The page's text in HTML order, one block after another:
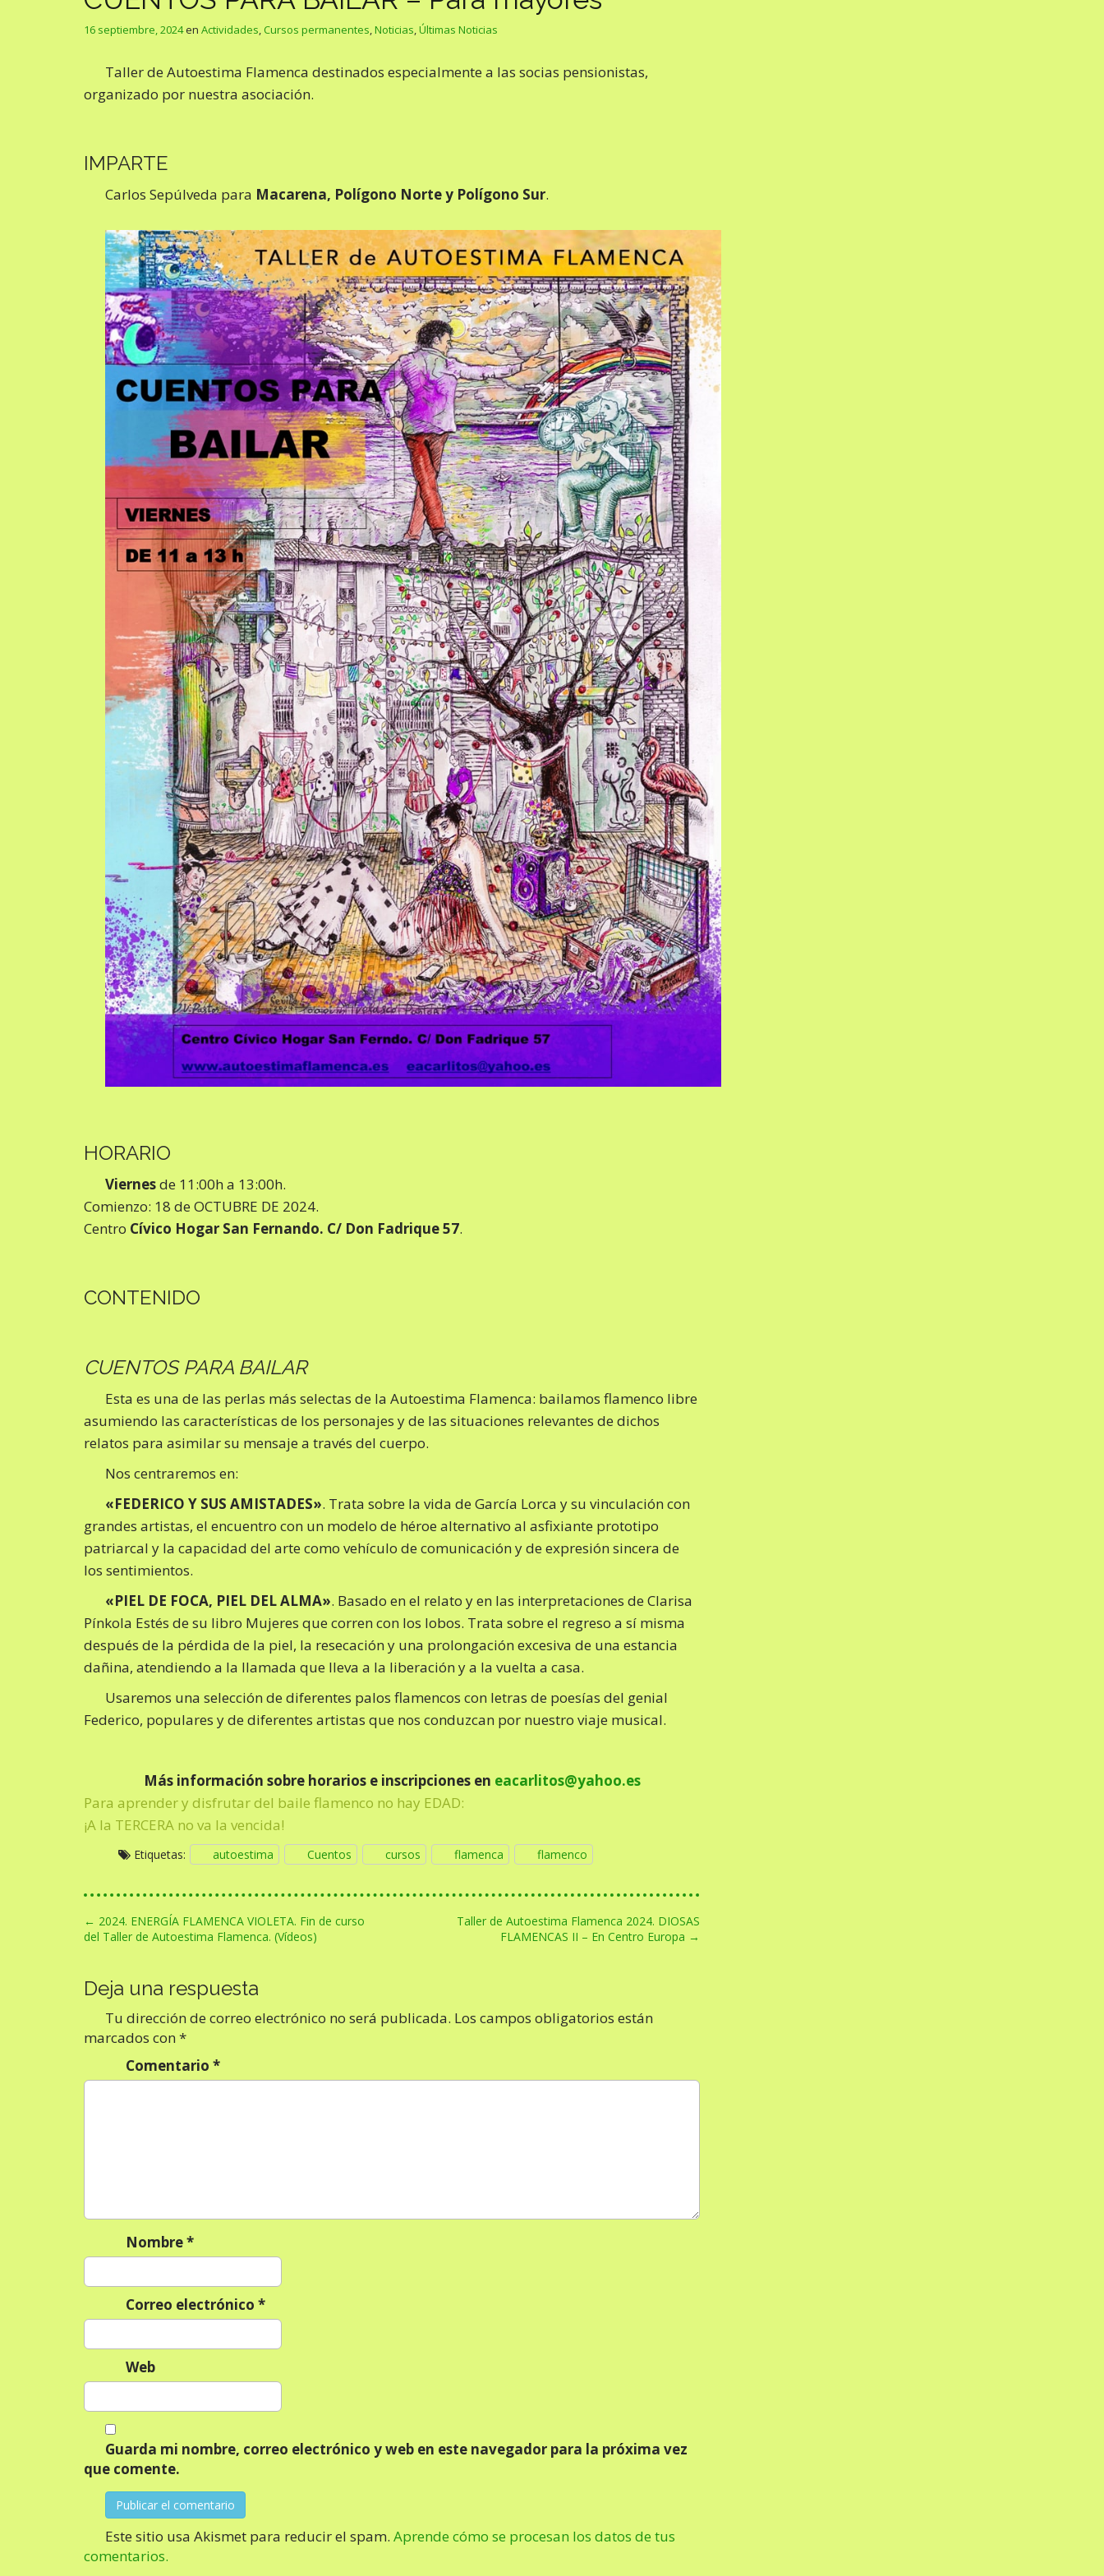
16 septiembre, 2024en Actividades,Cursos permanentes,Noticias,Últimas Noticias
Taller de Autoestima Flamenca destinados especialmente a las socias pensionistas,
organizado por nuestra asociación.
IMPARTE
Carlos Sepúlveda para Macarena, Polígono Norte y Polígono Sur.
HORARIO
Viernesde 11:00h a 13:00h.
Comienzo: 18 de OCTUBRE DE 2024.
Centro Cívico Hogar San Fernando. C/ Don Fadrique 57.
CONTENIDO
CUENTOS PARA BAILAR
Esta es una de las perlas más selectas de la Autoestima Flamenca: bailamos flamenco libre
asumiendo las características de los personajes y de las situaciones relevantes de dichos
relatos para asimilar su mensaje a través del cuerpo.
Nos centraremos en:
«FEDERICO Y SUS AMISTADES». Trata sobre la vida de García Lorca y su vinculación con
grandes artistas, el encuentro con un modelo de héroe alternativo al asfixiante prototipo
patriarcal y la capacidad del arte como vehículo de comunicación y de expresión sincera de
los sentimientos.
«PIEL DE FOCA, PIEL DEL ALMA». Basado en el relato y en las interpretaciones de Clarisa
Pínkola Estés de su libro Mujeres que corren con los lobos. Trata sobre el regreso a sí misma
después de la pérdida de la piel, la resecación y una prolongación excesiva de una estancia
dañina, atendiendo a la llamada que lleva a la liberación y a la vuelta a casa.
Usaremos una selección de diferentes palos flamencos con letras de poesías del genial
Federico, populares y de diferentes artistas que nos conduzcan por nuestro viaje musical.
Más información sobre horarios e inscripciones en eacarlitos@yahoo.es
Para aprender y disfrutar del baile flamenco no hay EDAD:
¡A la TERCERA no va la vencida!
Etiquetas: autoestima Cuentos cursos flamenca flamenco
N
a
e
a
i
n
a
d
← 2024. ENERGÍA FLAMENCA VIOLETA. Fin de curso
del Taller de Autoestima Flamenca. (Vídeos)
Taller de Autoestima Flamenca 2024. DIOSAS
FLAMENCAS II – En Centro Europa →
Deja una respuesta
Tu dirección de correo electrónico no será publicada. Los campos obligatorios están
marcados con*
Comentario *
Nombre*
Correo electrónico *
Web
Guarda mi nombre, correo electrónico y web en este navegador para la próxima vez
que comente.
Este sitio usa Akismet para reducir el spam. Aprende cómo se procesan los datos de tus
comentarios.